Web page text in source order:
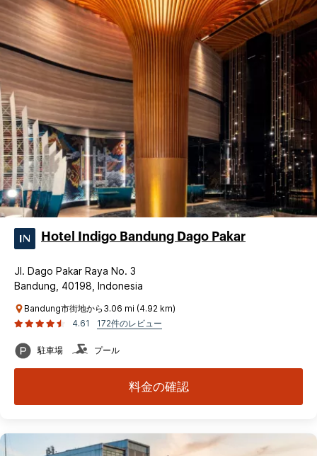
Hotel Indigo Bandung Dago Pakar
Jl. Dago Pakar Raya No. 3
Bandung, 40198, Indonesia
Bandung市街地から3.06 mi (4.92 km)
4.61
172件のレビュー
駐車場 プール
料金の確認